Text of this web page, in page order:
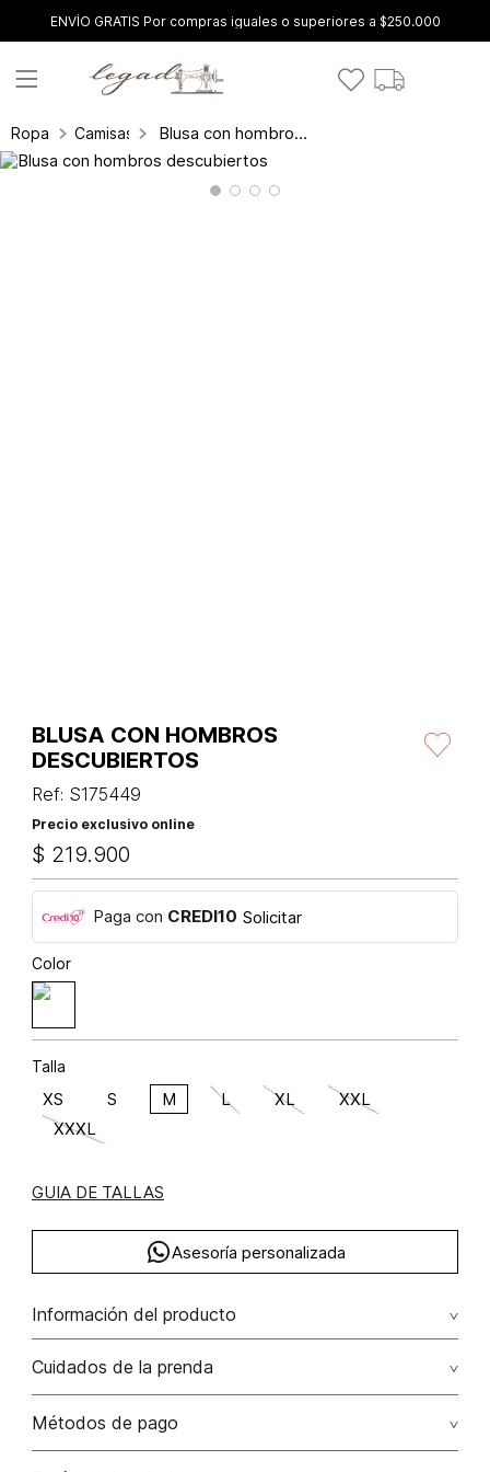
ENVÍO GRATIS Por compras iguales o superiores a $250.000
Ropa Camisas y blusas Blusa con hombros descubiertos
BLUSA CON HOMBROS
DESCUBIERTOS
Ref: S175449
Precio exclusivo online
$ 219.900
Paga con CREDI10 Solicitar
Color
Talla
XS S M L XL
XXL
XXXL
GUIA DE TALLAS
Asesoría personalizada
Información del producto
Blusa manga corta poliamida 100% 100.00%
poliamida/polyamide
Cuidados de la prenda
No dejar en remojo /lavar por separado / no utilizar
Métodos de pago